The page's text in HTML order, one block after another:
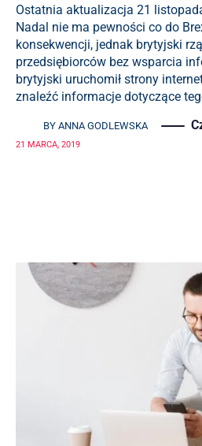
Ostatnia aktualizacja 21
Nadal nie ma pewności co do
konsekwencji, jednak brytyjski
przedsiębiorców bez wsparcia
brytyjski uruchomił strony
znaleźć informacje dotyczące
BY ANNA GODLEWSKA
21 MARCA, 2019